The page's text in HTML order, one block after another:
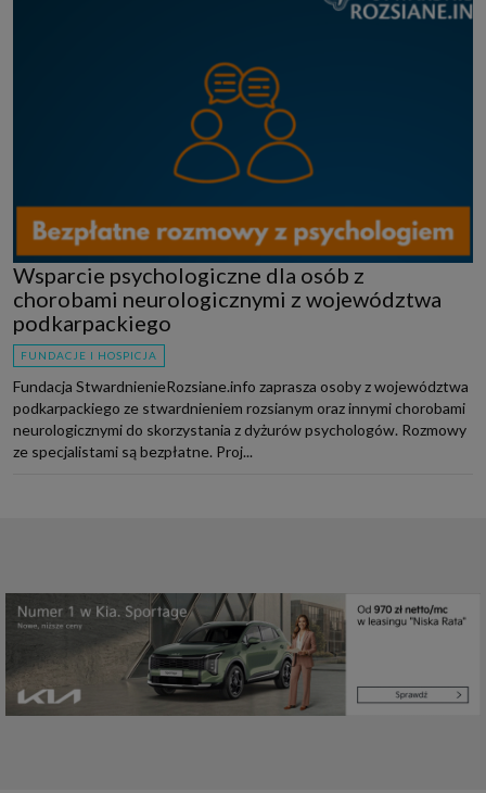
Wsparcie psychologiczne dla osób z
chorobami neurologicznymi z województwa
podkarpackiego
FUNDACJE I HOSPICJA
Fundacja StwardnienieRozsiane.info zaprasza osoby z województwa
podkarpackiego ze stwardnieniem rozsianym oraz innymi chorobami
neurologicznymi do skorzystania z dyżurów psychologów. Rozmowy
ze specjalistami są bezpłatne. Proj...